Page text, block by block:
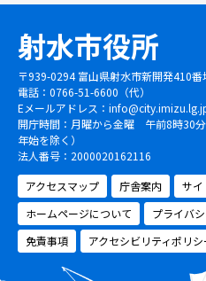
射水市役所
〒939-0294 富山県射水市新開発410番
電話：0766-51-6600（代）
Eメールアドレス：
開庁時間：月曜から金曜 午前8時30
年始を除く）
法人番号：2000020162116
アクセスマップ
庁舎案内
サイ
ホームページについて
プライバ
免責事項
アクセシビリティポリシ